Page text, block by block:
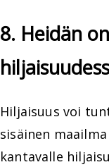
8. Heidän
Hiljaisuus voi
sisäinen
kantavalle